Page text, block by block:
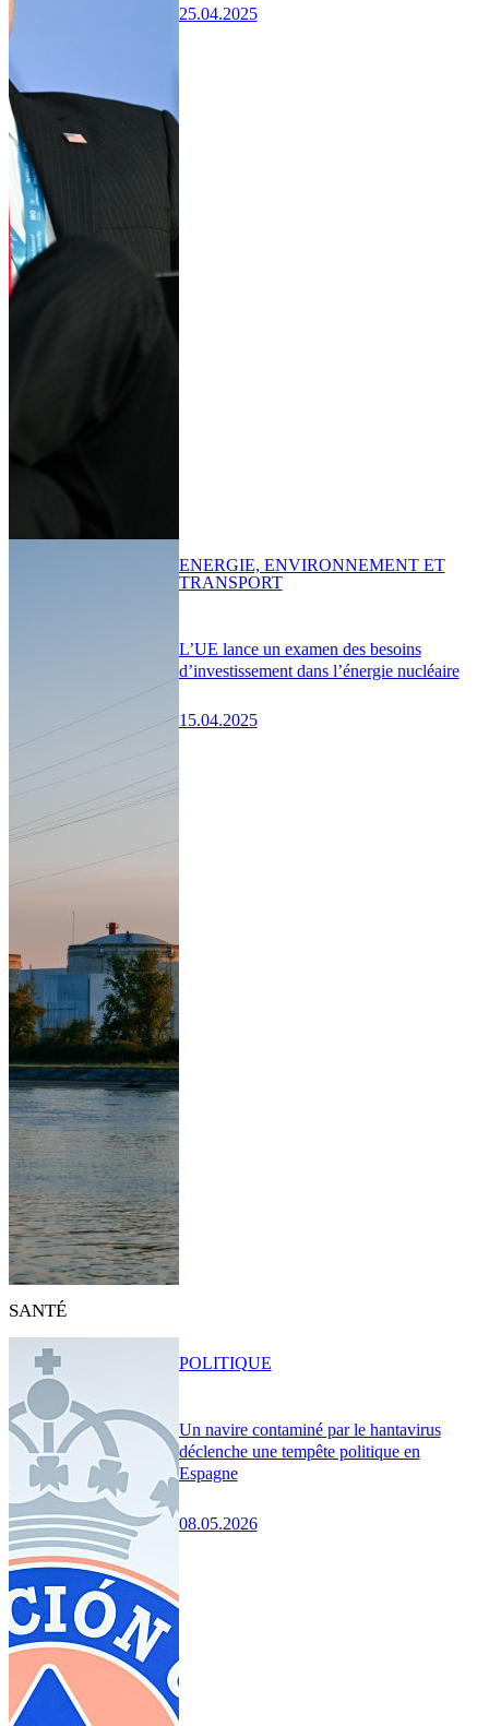
25.04.2025
L’UE lance un examen des besoins
d’investissement dans l’énergie nucléaire
15.04.2025
ENERGIE, ENVIRONNEMENT ET
TRANSPORT
SANTÉ
Un navire contaminé par le hantavirus
déclenche une tempête politique en
Espagne
08.05.2026
POLITIQUE